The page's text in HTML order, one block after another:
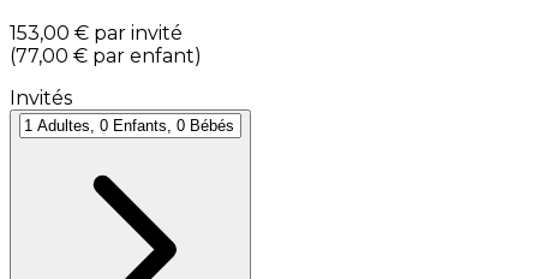
153,00 € par invité
(77,00 € par enfant)
Invités